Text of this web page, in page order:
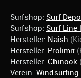
Surfshop: Surf
Surfshop: Surf Line
Hersteller: Naish
Hersteller: Prolimit
Hersteller: Chinook
Verein: